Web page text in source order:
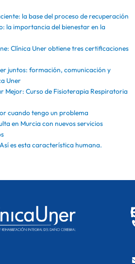
la base del proceso de recuperación
la importancia del bienestar en la
Clínica Uner obtiene tres certificaciones
juntos: formación, comunicación y
Uner
Mejor: Curso de Fisioterapia Respiratoria
cuando tengo un problema
en Murcia con nuevos servicios
es esta característica humana.